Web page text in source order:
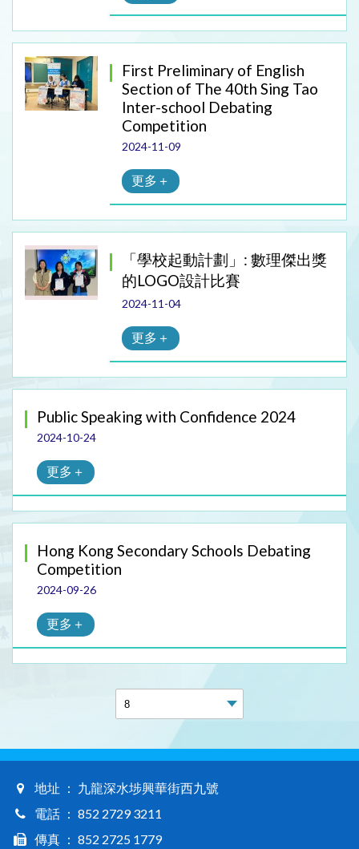
First Preliminary of English
Section of The 40th Sing Tao
Inter-school Debating
Competition
2024-11-09
更多＋
「學校起動計劃」: 數理傑出獎
的LOGO設計比賽
2024-11-04
更多＋
Public Speaking with Confidence 2024
2024-10-24
更多＋
Hong Kong Secondary Schools Debating
Competition
2024-09-26
更多＋
地址 ： 九龍深水埗興華街西九號
電話 ： 852 2729 3211
傳真 ： 852 2725 1779